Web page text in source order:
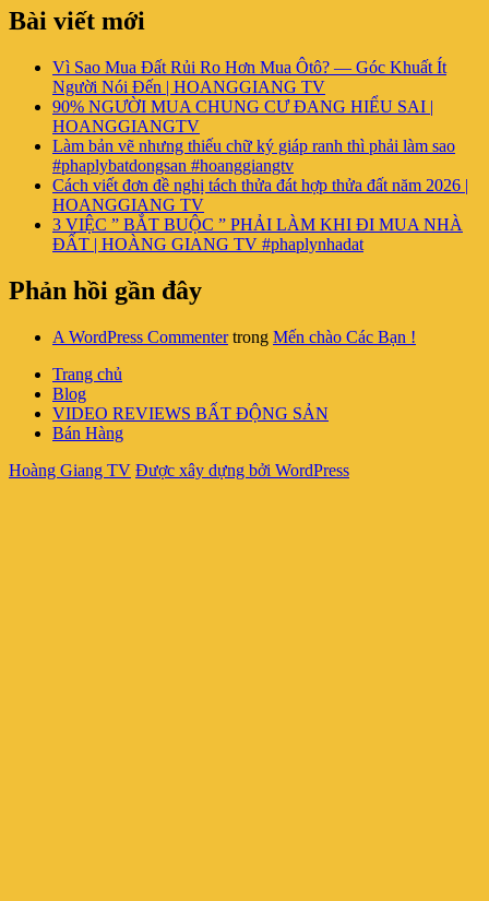
Bài viết mới
Vì Sao Mua Đất Rủi Ro Hơn Mua Ôtô? — Góc Khuất Ít
Người Nói Đến | HOANGGIANG TV
90% NGƯỜI MUA CHUNG CƯ ĐANG HIỂU SAI |
HOANGGIANGTV
Làm bản vẽ nhưng thiếu chữ ký giáp ranh thì phải làm sao
#phaplybatdongsan #hoanggiangtv
Cách viết đơn đề nghị tách thửa đát hợp thửa đất năm 2026 |
HOANGGIANG TV
3 VIỆC ” BẮT BUỘC ” PHẢI LÀM KHI ĐI MUA NHÀ
ĐẤT | HOÀNG GIANG TV #phaplynhadat
Phản hồi gần đây
A WordPress Commentertrong Mến chào Các Bạn !
Trang chủ
Blog
VIDEO REVIEWS BẤT ĐỘNG SẢN
Bán Hàng
Hoàng Giang TV Được xây dựng bởi WordPress